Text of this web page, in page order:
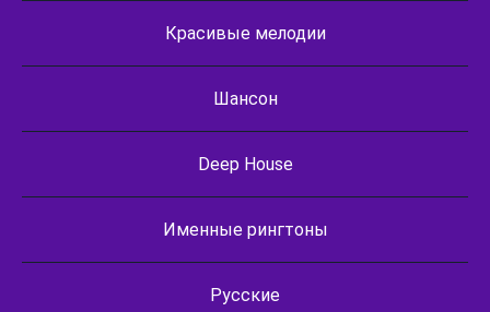
Красивые мелодии
Шансон
Deep House
Именные рингтоны
Русские